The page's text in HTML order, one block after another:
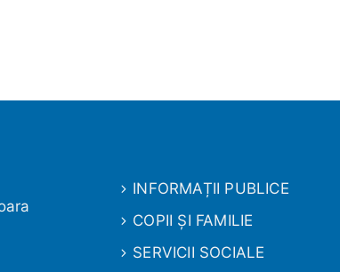
INFORMAȚII PUBLICE
COPII ȘI FAMILIE
SERVICII SOCIALE